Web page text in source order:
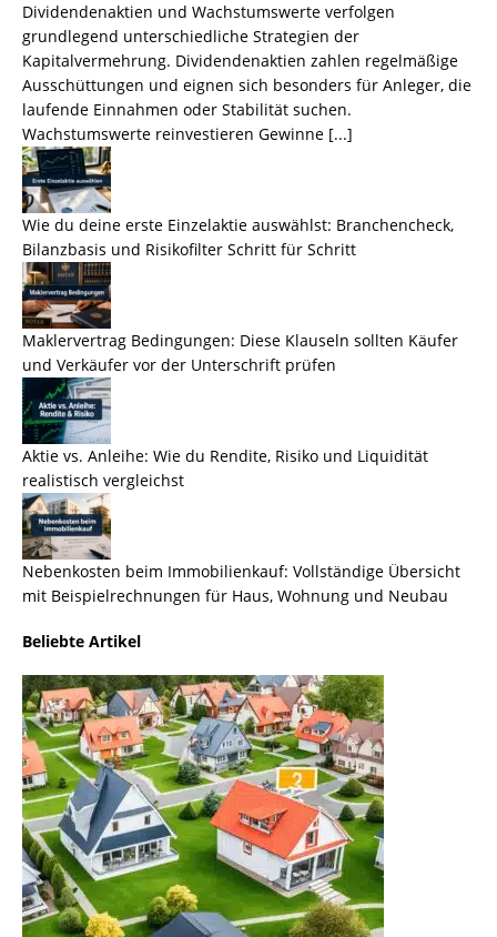
Dividendenaktien und Wachstumswerte verfolgen
grundlegend unterschiedliche Strategien der
Kapitalvermehrung. Dividendenaktien zahlen regelmäßige
Ausschüttungen und eignen sich besonders für Anleger, die
laufende Einnahmen oder Stabilität suchen.
Wachstumswerte reinvestieren Gewinne [...]
Wie du deine erste Einzelaktie auswählst: Branchencheck,
Bilanzbasis und Risikofilter Schritt für Schritt
Maklervertrag Bedingungen: Diese Klauseln sollten Käufer
und Verkäufer vor der Unterschrift prüfen
Aktie vs. Anleihe: Wie du Rendite, Risiko und Liquidität
realistisch vergleichst
Nebenkosten beim Immobilienkauf: Vollständige Übersicht
mit Beispielrechnungen für Haus, Wohnung und Neubau
Beliebte Artikel